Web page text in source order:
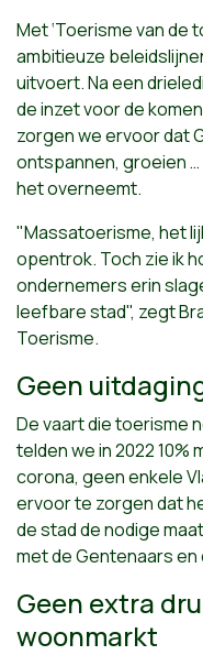
Met ‘Toerisme van de
ambitieuze
uitvoert. Na een
de inzet voor de
zorgen we ervoor dat
ontspannen, groeien
het overneemt.
"Massatoerisme, het
opentrok. Toch zie ik
ondernemers erin
leefbare stad", zegt
Toerisme.
Geen
De vaart die toerisme
telden we in 2022
corona, geen enkele
ervoor te zorgen dat
de stad de nodige
met de Gentenaars
Geen extra
woonmarkt